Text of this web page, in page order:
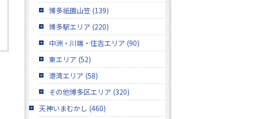
博多祇園山笠 (139)
博多駅エリア (220)
中洲・川端・住吉エリア (90)
東エリア (52)
港湾エリア (58)
その他博多区エリア (320)
天神いまむかし (460)